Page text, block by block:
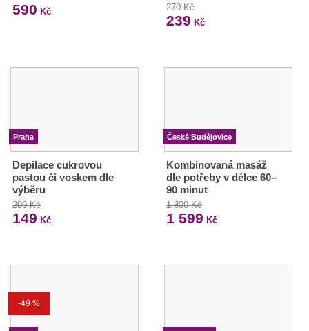
590 Kč 270 Kč
239 Kč
Praha
Depilace cukrovou
pastou či voskem dle
výběru
200 Kč
149 Kč
České Budějovice
Kombinovaná masáž
dle potřeby v délce 60–
90 minut
1 800 Kč
1 599 Kč
-49 %